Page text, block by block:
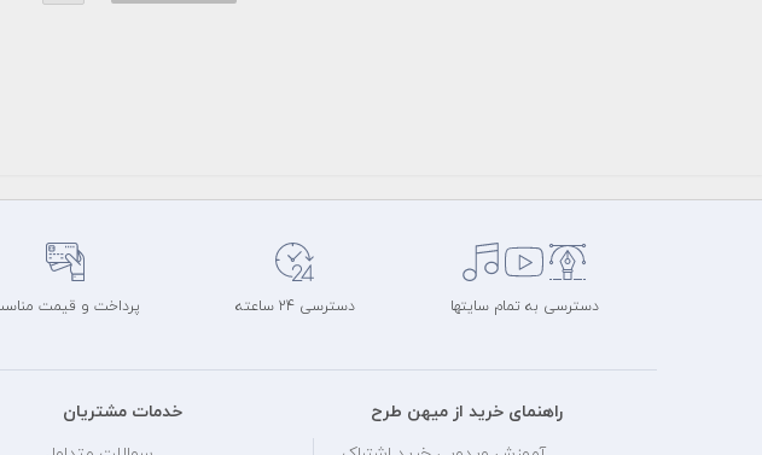
دسترسی به تمام سایتها دسترسی 24 ساعته پرداخت و قیمت
راهنمای خرید از میهن طرح
خدمات مشتریان